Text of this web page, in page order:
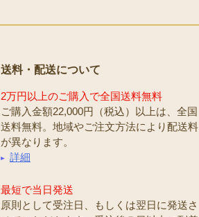
送料・配送について
2万円以上のご購入で全国送料無料
ご購入金額22,000円（税込）以上は、全国
送料無料。地域やご注文方法により配送料
が異なります。
詳細
最短で当日発送
原則として受注日、もしくは翌日に発送さ